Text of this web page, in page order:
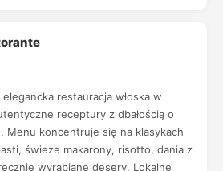
restauracja włoska w
receptury z dbałością o
Menu koncentruje się na klasykach
świeże makarony, risotto, dania z
wyrabiane desery. Lokalne